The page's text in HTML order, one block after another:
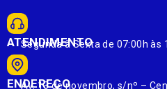
ATENDIMENTO
Segunda à Sexta de 07:00h às
ENDEREÇO
Av. 13 de novembro, s/nº –